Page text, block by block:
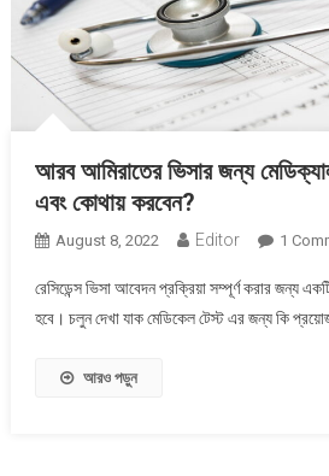
আরব আমিরাতের ভিসার জন্য
এবং কোথায় করবেন?
August 8, 2022 Editor 1
রেসিডেন্স ভিসা আবেদন প্রক্রিয়া সম্পূর্ণ করার জন্য
হবে। চলুন দেখা যাক মেডিকেল টেস্ট এর জন্য কি
আরও পড়ুন